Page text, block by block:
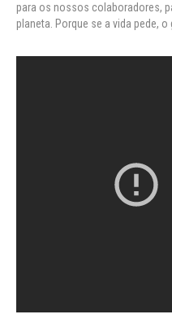
para os nossos colaboradores,
planeta. Porque se a vida pede, o